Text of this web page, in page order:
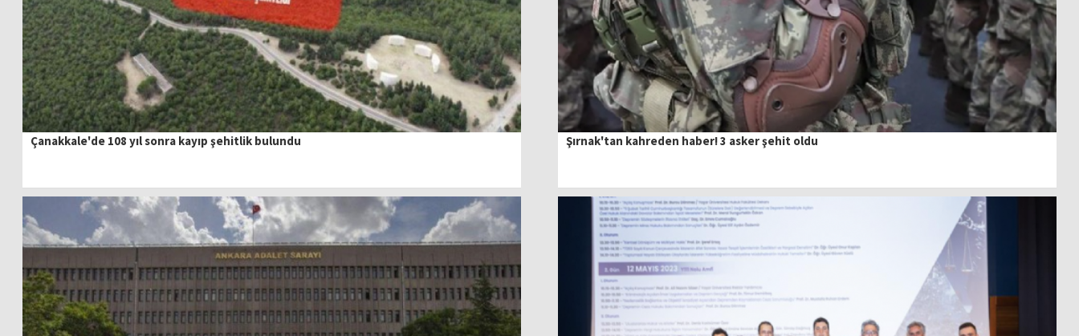
Çanakkale'de 108 yıl sonra kayıp şehitlik bulundu Şırnak'tan kahreden haber! 3 asker şehit oldu